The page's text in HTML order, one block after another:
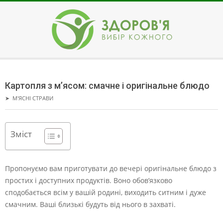
ЗДОРОВ'Я
Menu
Картопля з м’ясом: смачне і оригінальне блюдо
➤ М'ЯСНІ СТРАВИ
Зміст
Пропонуємо вам приготувати до вечері оригінальне блюдо з
простих і доступних продуктів. Воно обов’язково
сподобається всім у вашій родині, виходить ситним і дуже
смачним. Ваші близькі будуть від нього в захваті.